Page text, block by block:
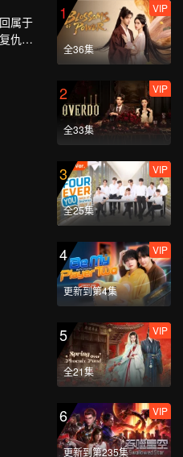
属于
仇，
血
年
1
全36集
VIP
2
全33集
VIP
3
全25集
VIP
4
更新到第4集
VIP
5
全21集
VIP
6
更新到第235集
VIP